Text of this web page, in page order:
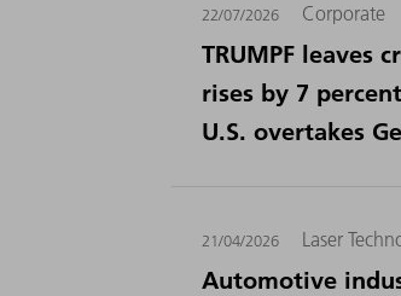
22/07/2026 Corporate
TRUMPF leaves
rises by 7
U.S. overtakes
21/04/2026 Laser
Automotive